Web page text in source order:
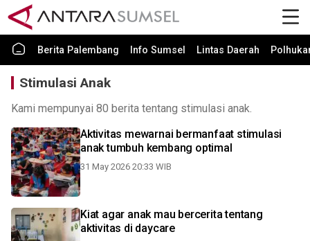
Berita Palembang Info Sumsel Lintas Daerah
Stimulasi Anak
Kami mempunyai 80 berita tentang stimulasi anak.
Aktivitas mewarnai bermanfaat stimulasi
anak tumbuh kembang optimal
31 May 2026 20:33 WIB
Kiat agar anak mau bercerita tentang
aktivitas di daycare